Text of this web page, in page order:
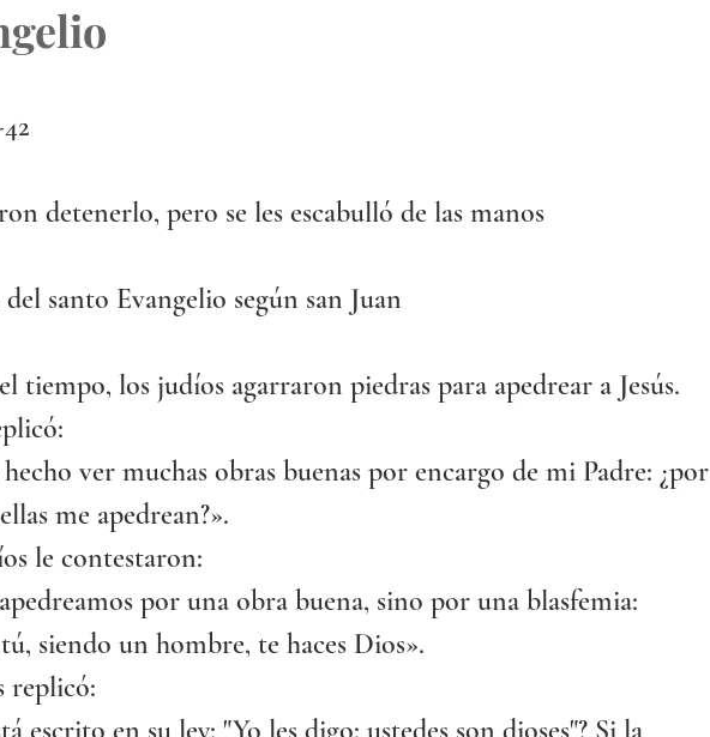
detenerlo, pero se les escabulló de las manos
santo Evangelio según san Juan
tiempo, los judíos agarraron piedras para apedrear a Jesús.
hecho ver muchas obras buenas por encargo de mi Padre: ¿por
me apedrean?».
le contestaron:
por una obra buena, sino por una blasfemia:
siendo un hombre, te haces Dios».
replicó: